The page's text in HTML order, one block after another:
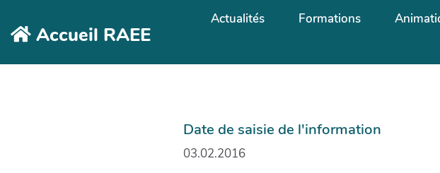
Accueil RAEE
Actualités Formations
Date de saisie de l'information
03.02.2016